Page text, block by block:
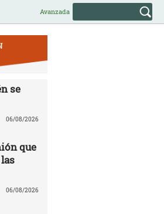
Avanzada
se
06/08/2026
que
06/08/2026